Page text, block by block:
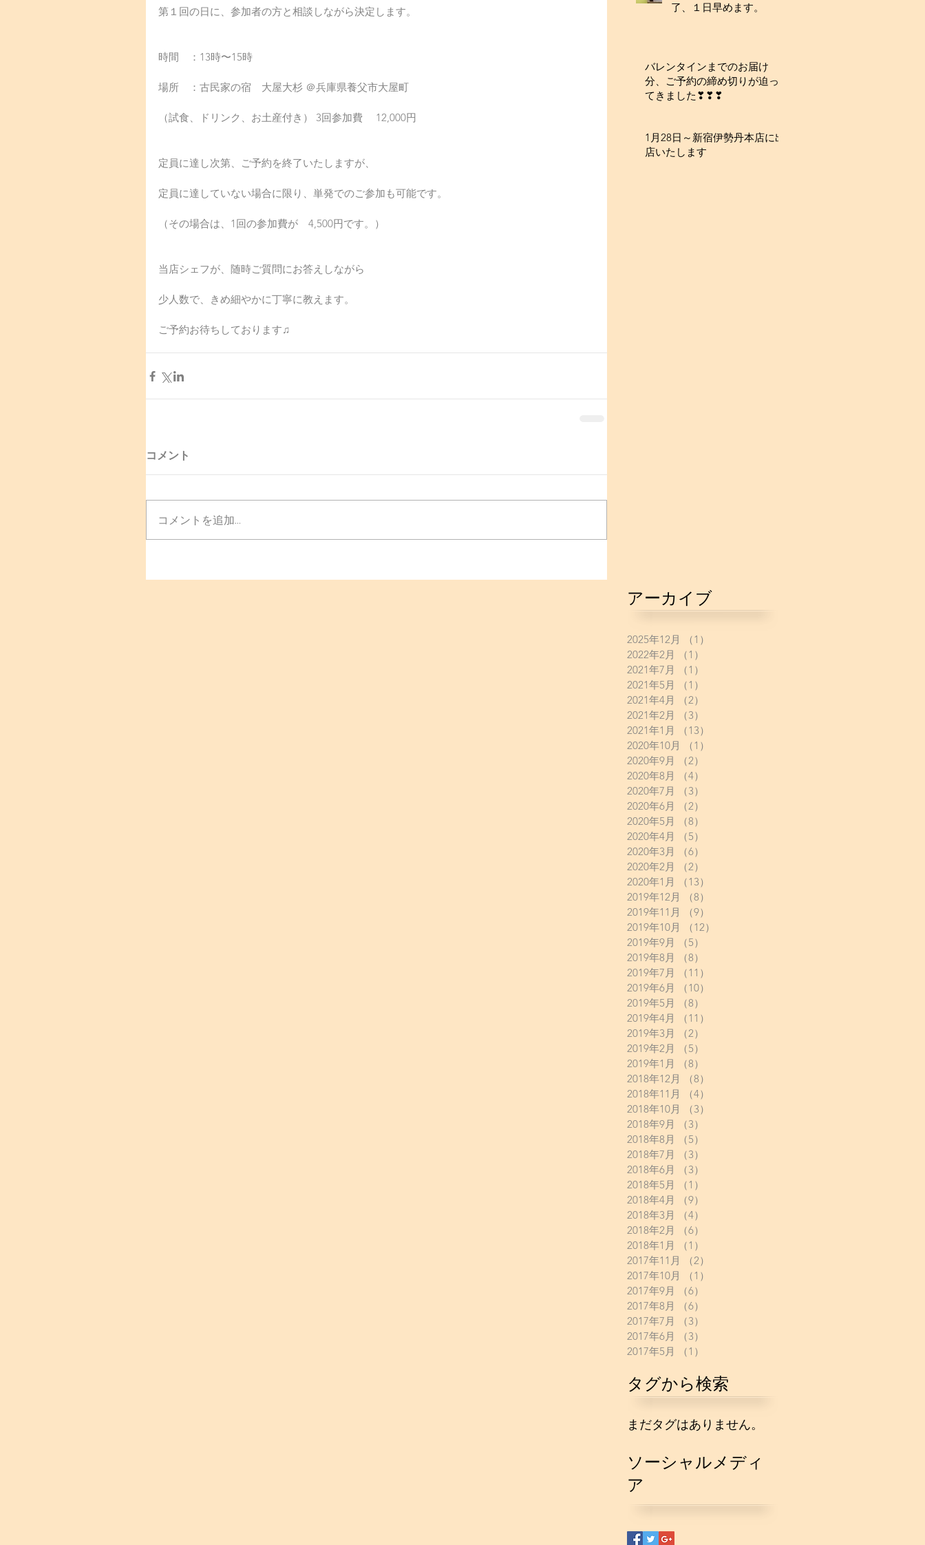
第１回の日に、参加者の方と相談しながら決定します。
時間　：13時〜15時
場所　：古民家の宿　大屋大杉 ＠兵庫県養父市大屋町
（試食、ドリンク、お土産付き） 3回参加費 　12,000円
定員に達し次第、ご予約を終了いたしますが、
定員に達していない場合に限り、単発でのご参加も可能です。
（その場合は、1回の参加費が　4,500円です。）
当店シェフが、随時ご質問にお答えしながら
少人数で、きめ細やかに丁寧に教えます。
ご予約お待ちしております♫
コメント
コメントを追加…
了、１日早めます。
バレンタインまでのお届け
分、ご予約の締め切りが迫っ
てきました❣❣❣
1月28日～新宿伊勢丹本店に出
店いたします
アーカイブ
2025年12月 （1）
2022年2月
（1）
2021年7月
（1）
2021年5月
（1）
2021年4月
（2）
2021年2月
（3）
2021年1月
（13）
2020年10月
（1）
2020年9月
（2）
2020年8月
（4）
2020年7月
（3）
2020年6月
（2）
2020年5月
（8）
2020年4月
（5）
2020年3月
（6）
2020年2月
（2）
2020年1月
（13）
2019年12月
（8）
2019年11月
（9）
2019年10月
（12）
2019年9月
（5）
2019年8月
（8）
2019年7月
（11）
2019年6月
（10）
2019年5月
（8）
2019年4月
（11）
2019年3月
（2）
2019年2月
（5）
2019年1月
（8）
2018年12月
（8）
2018年11月
（4）
2018年10月
（3）
2018年9月
（3）
2018年8月
（5）
2018年7月
（3）
2018年6月
（3）
2018年5月
（1）
2018年4月
（9）
2018年3月
（4）
2018年2月
（6）
2018年1月
（1）
2017年11月
（2）
2017年10月
（1）
2017年9月
（6）
2017年8月
（6）
2017年7月
（3）
2017年6月
（3）
2017年5月
（1）
タグから検索
まだタグはありません。
ソーシャルメディ
ア